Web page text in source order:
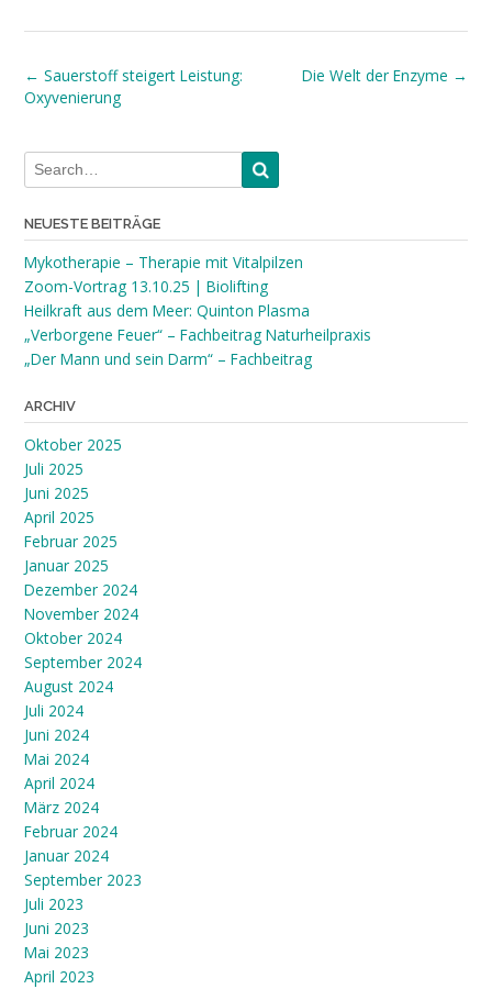
Post
navigation
← Sauerstoff steigert Leistung:
Oxyvenierung
Die Welt der Enzyme →
NEUESTE BEITRÄGE
Mykotherapie – Therapie mit Vitalpilzen
Zoom-Vortrag 13.10.25 | Biolifting
Heilkraft aus dem Meer: Quinton Plasma
„Verborgene Feuer“ – Fachbeitrag Naturheilpraxis
„Der Mann und sein Darm“ – Fachbeitrag
ARCHIV
Oktober 2025
Juli 2025
Juni 2025
April 2025
Februar 2025
Januar 2025
Dezember 2024
November 2024
Oktober 2024
September 2024
August 2024
Juli 2024
Juni 2024
Mai 2024
April 2024
März 2024
Februar 2024
Januar 2024
September 2023
Juli 2023
Juni 2023
Mai 2023
April 2023